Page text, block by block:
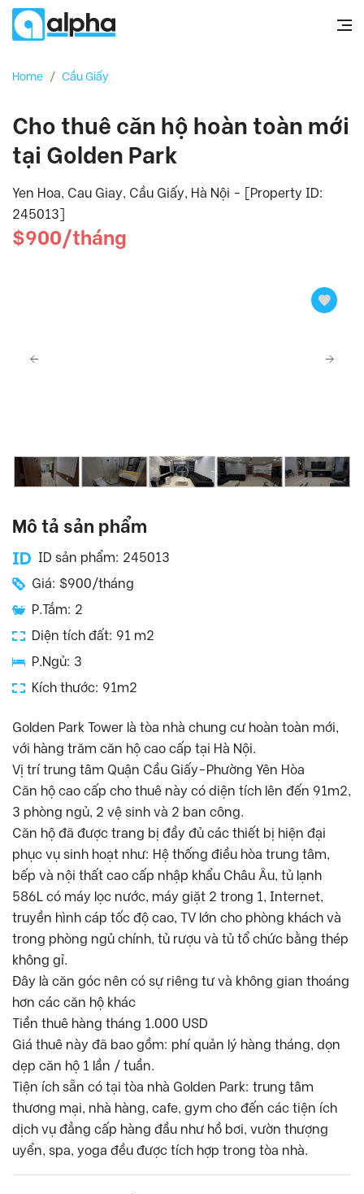
Home / Cầu Giấy
Cho thuê căn hộ hoàn toàn mới
tại Golden Park
Yen Hoa, Cau Giay, Cầu Giấy, Hà Nội - [Property ID:
245013]
$900/tháng
Mô tả sản phẩm
ID sản phẩm: 245013
Giá: $900/tháng
P.Tắm: 2
Diện tích đất: 91 m2
P.Ngủ: 3
Kích thước: 91m2
Golden Park Tower là tòa nhà chung cư hoàn toàn mới,
với hàng trăm căn hộ cao cấp tại Hà Nội.
Vị trí trung tâm Quận Cầu Giấy-Phường Yên Hòa
Căn hộ cao cấp cho thuê này có diện tích lên đến 91m2,
3 phòng ngủ, 2 vệ sinh và 2 ban công.
Căn hộ đã được trang bị đầy đủ các thiết bị hiện đại
phục vụ sinh hoạt như: Hệ thống điều hòa trung tâm,
bếp và nội thất cao cấp nhập khẩu Châu Âu, tủ lạnh
586L có máy lọc nước, máy giặt 2 trong 1, Internet,
truyền hình cáp tốc độ cao, TV lớn cho phòng khách và
trong phòng ngủ chính, tủ rượu và tủ tổ chức bằng thép
không gỉ.
Đây là căn góc nên có sự riêng tư và không gian thoáng
hơn các căn hộ khác
Tiền thuê hàng tháng 1.000 USD
Giá thuê này đã bao gồm: phí quản lý hàng tháng, dọn
dẹp căn hộ 1 lần / tuần.
Tiện ích sẵn có tại tòa nhà Golden Park: trung tâm
thương mại, nhà hàng, cafe, gym cho đến các tiện ích
dịch vụ đẳng cấp hàng đầu như hồ bơi, vườn thượng
uyển, spa, yoga đều được tích hợp trong tòa nhà.